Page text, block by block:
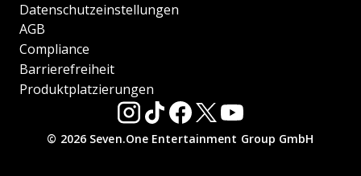
Datenschutzeinstellungen
AGB
Compliance
Barrierefreiheit
Produktplatzierungen
© 2026 Seven.One Entertainment Group GmbH